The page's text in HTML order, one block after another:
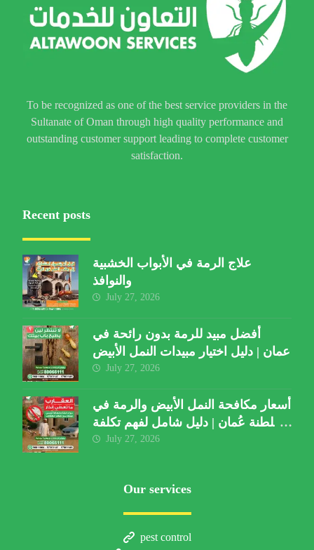
To be recognized as one of the best service providers in the
Sultanate of Oman through high quality performance and
outstanding customer support leading to complete customer
satisfaction.
Recent posts
علاج الرمة في الأبواب الخشبية
والنوافذ
July 27, 2026
أفضل مبيد للرمة بدون رائحة في
عمان | دليل اختيار مبيدات النمل الأبيض
July 27, 2026
أسعار مكافحة النمل الأبيض والرمة في
سلطنة عُمان | دليل شامل لفهم تكلفة
الخدمة والعوامل المؤثرة
July 27, 2026
Our services
pest control